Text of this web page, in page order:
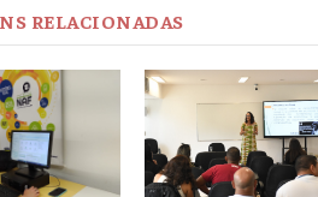
RELACIONADAS